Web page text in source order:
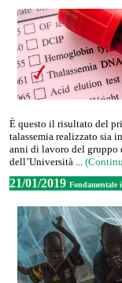
È questo il risultato del
talassemia realizzato sia
anni di lavoro del gruppo
dell’Università ...
21/01/2019 Fondamentale